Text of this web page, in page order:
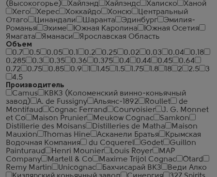
(Высокогорье)
Хайлэнд Хайлэндс Халиско
Ханой
Хего
Херес Хоккайдо Хонсю
Центральный
Отаго
Цинандали Шаранта Эдинбург
Эмилия-
Романья
Эхиме Южная Каролина
Южная Осетия
Ямагата
Яманаси
Ярославская Область
Объем
0.7
0.5 0.05 0.1 0.2 0.25 0.02 0.03 0.04
0.18
0.285
0.3 0.35 0.36 0.375 0.4 0.44 0.45
0.64
0.72
0.75 0.85 0.9 1.45 1.5 1.75 1.8 18 2 2.5
3
4.5
Производитель
Camus
КВКЗ (Коломенский винно-коньячный
завод)
A. de Fussigny Альянс-1892 Roullet
de
Montifaud
Cognac Ferrand Courvoisier
J. G. Monnet
et Co
Maison Prunier Meukow Cognac
Samkon
Distillerie des Moisans
Distilleries de Matha
Maison
Mauxion
Thomas Hine Асканели Братья
Крымская
Водочная Компания
du Coquerel Godet
Guillon
Painturaud
Henri Mounier Louis Royer
MAP
Company
Martell & Co Maxime Trijol Cognac
Otard
Remy Martin
Unicognac Бахчисарай ВКЗ
Веди Алко